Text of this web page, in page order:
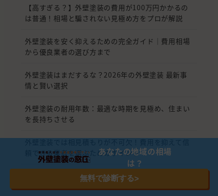
【高すぎる？】外壁塗装の費用が100万円かかるの
は普通！相場と騙されない見極め方をプロが解説
外壁塗装を安く抑えるための完全ガイド｜費用相場
から優良業者の選び方まで
外壁塗装はまだするな？2026年の外壁塗装 最新事
情と賢い選択
外壁塗装の耐用年数：最適な時期を見極め、住まい
を長持ちさせる
頼できる業者を選ぶためのポイント
30坪の一戸建てを一変させる外壁塗装！いくらかか
あなたの地域の相場
は？
無料で診断する>